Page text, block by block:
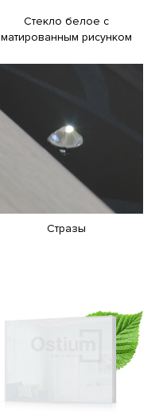
Стекло белое с
матированным рисунком
Стразы